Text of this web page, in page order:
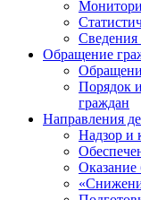
Сведения
Обращение
Порядок
граждан
Направления
Надзор и